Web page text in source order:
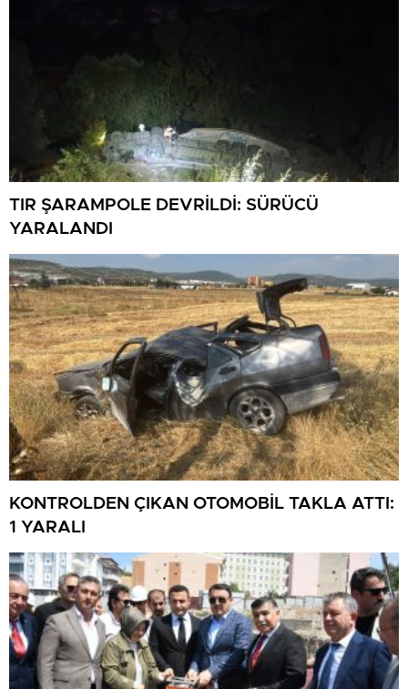
TIR ŞARAMPOLE DEVRİLDİ: SÜRÜCÜ
YARALANDI
KONTROLDEN ÇIKAN OTOMOBİL TAKLA ATTI:
1 YARALI